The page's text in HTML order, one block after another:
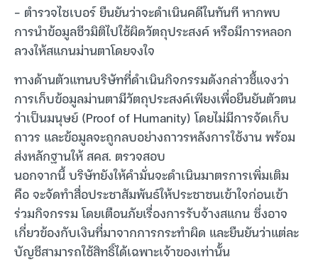
– ตำรวจไซเบอร์ ยืนยันว่าจะดำเนินคดีในทันที หากพบ
การนำข้อมูลชีวมิติไปใช้ผิดวัตถุประสงค์ หรือมีการหลอก
ลวงให้สแกนม่านตาโดยจงใจ
ทางด้านตัวแทนบริษัทที่ดำเนินกิจกรรมดังกล่าวชี้แจงว่า
การเก็บข้อมูลม่านตามีวัตถุประสงค์เพียงเพื่อยืนยันตัวตน
ว่าเป็นมนุษย์ (Proof of Humanity) โดยไม่มีการจัดเก็บ
ถาวร และข้อมูลจะถูกลบอย่างถาวรหลังการใช้งาน พร้อม
ส่งหลักฐานให้ สคส. ตรวจสอบ
นอกจากนี้ บริษัทยังให้คำมั่นจะดำเนินมาตรการเพิ่มเติม
คือ จะจัดทำสื่อประชาสัมพันธ์ให้ประชาชนเข้าใจก่อนเข้า
ร่วมกิจกรรม โดยเตือนภัยเรื่องการรับจ้างสแกน ซึ่งอาจ
เกี่ยวข้องกับเงินที่มาจากการกระทำผิด และยืนยันว่าแต่ละ
บัญชีสามารถใช้สิทธิ์ได้เฉพาะเจ้าของเท่านั้น